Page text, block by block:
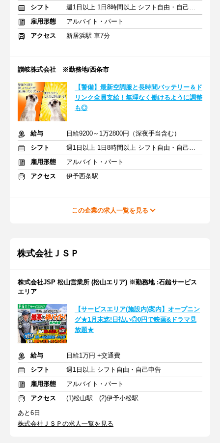
シフト
週1日以上 1日8時間以上 シフト自由・自己申告
雇用形態
アルバイト・パート
アクセス
新居浜駅 車7分
讃岐株式会社 ※勤務地/西条市
【警備】最新空調服と長時間バッテリー＆ド
リンク全員支給！無理なく働けるように調整
も◎
給与
日給9200～1万2800円（深夜手当含む）
シフト
週1日以上 1日8時間以上 シフト自由・自己申告
雇用形態
アルバイト・パート
アクセス
伊予西条駅
この企業の求人一覧を見る
株式会社ＪＳＰ
株式会社JSP 松山営業所 (松山エリア) ※勤務地 :石鎚サービス
エリア
【サービスエリア(施設内)案内】オープニン
グ★1月末迄!日払い◎0円で映画&ドラマ見
放題★
給与
日給1万円 +交通費
シフト
週1日以上 シフト自由・自己申告
雇用形態
アルバイト・パート
アクセス
(1)松山駅 (2)伊予小松駅
あと6日
株式会社ＪＳＰの求人一覧を見る